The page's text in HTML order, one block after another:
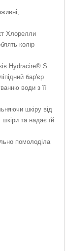
Хлорелли
колір
Hydracire® S
бар'єр
води з її
шкіру від
та надає їй
помолоділа